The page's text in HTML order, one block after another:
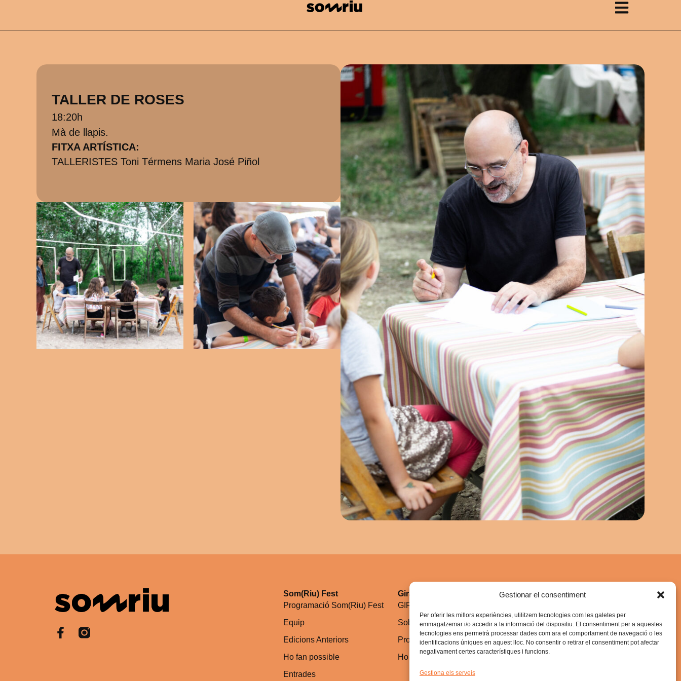
Gestionar el consentiment
Per oferir les millors experiències, utilitzem tecnologies com les galetes per
emmagatzemar i/o accedir a la informació del dispositiu. El consentiment per a aquestes
tecnologies ens permetrà processar dades com ara el comportament de navegació o les
identificacions úniques en aquest lloc. No consentir o retirar el consentiment pot afectar
negativament certes característiques i funcions.
Gestiona els serveis
TALLER DE ROSES
18:20h
Mà de llapis.
FITXA ARTÍSTICA:
TALLERISTES Toni Térmens Maria José Piñol
Som(Riu) Fest
Programació Som(Riu) Fest
Equip
Edicions Anteriors
Ho fan possible
Entrades
GiraDegoteig
GIRADEGOTEIG
Sobre la gira
Programació (Gira)
Ho fan possible Gira
Enllaços ràpids
GIRADEGOTEIG 2025
Política de privadesa